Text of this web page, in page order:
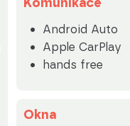
Android Auto
Apple CarPlay
hands free
Okna